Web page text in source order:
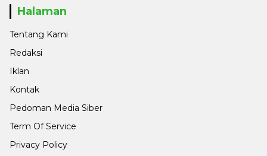
Halaman
Tentang Kami
Redaksi
Iklan
Kontak
Pedoman Media Siber
Term Of Service
Privacy Policy